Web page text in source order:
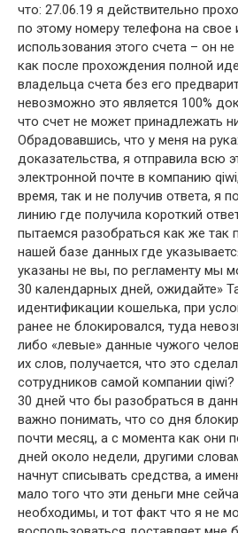
что: 27.06.19 я действительно
по этому номеру телефона на свое
использования этого счета – он
как после прохождения полной
владельца счета без его
невозможно это является 100%
что счет не может принадлежать
Обрадовавшись, что у меня на
доказательства, я отправила всю
электронной почте в компанию
время, так и не получив ответа, я
линию где получила короткий
пытаемся разобраться как же так
нашей базе данных где
указаны не вы, по регламенту мы
30 календарных дней, ожидайте»
идентификации кошелька, при
ранее не блокировался, туда
либо «левые» данные чужого
их слов, получается, что это
сотрудников самой компании
30 дней что бы разобраться в
важно понимать, что со дня
почти месяц, а с момента как они
дней около недели, другими
начнут списывать средства, а
мало того что эти деньги мне
необходимы, и тот факт что я не